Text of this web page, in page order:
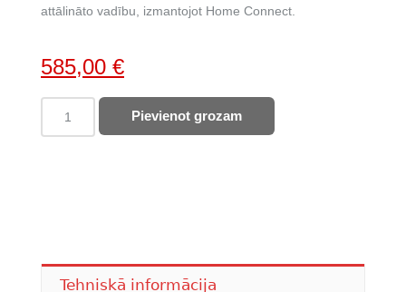
attālināto vadību, izmantojot Home Connect.
Original
price
was:
585,00 €Current
price
is:
trauku
Pievienot grozam
Tehniskā informācija